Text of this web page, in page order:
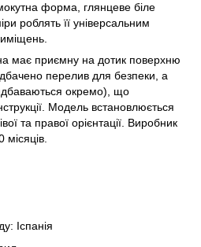
форма, глянцеве біле
роблять її універсальним
має приємну на дотик поверхню
перелив для безпеки, а
окремо), що
Модель встановлюється
та правої орієнтації. Виробник
місяців.
Іспанія